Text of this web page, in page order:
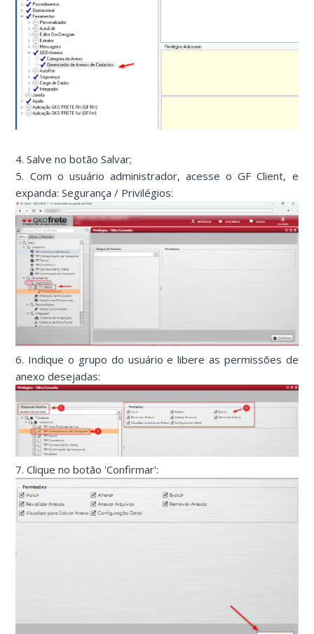
4. Salve no botão Salvar;
5. Com o usuário administrador, acesse o GF Client, e
expanda: Segurança / Privilégios:
6. Indique o grupo do usuário e libere as permissões de
anexo desejadas:
7. Clique no botão 'Confirmar':